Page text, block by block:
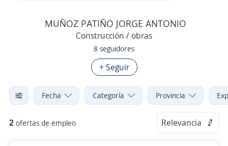
MUÑOZ PATIÑO JORGE ANTONIO
Construcción / obras
8 seguidores
+ Seguir
Fecha Categoría Provincia
2 ofertas de empleo Relevancia